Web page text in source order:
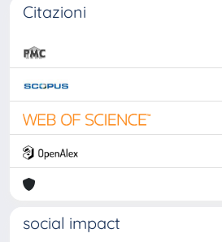
Citazioni
social impact